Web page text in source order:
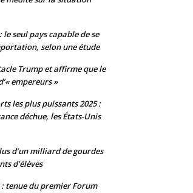
le seul pays capable de se
selon une étude
Trump et affirme que le
empereurs »
les plus puissants 2025 :
déchue, les États-Unis
d’un milliard de gourdes
d’élèves
tenue du premier Forum